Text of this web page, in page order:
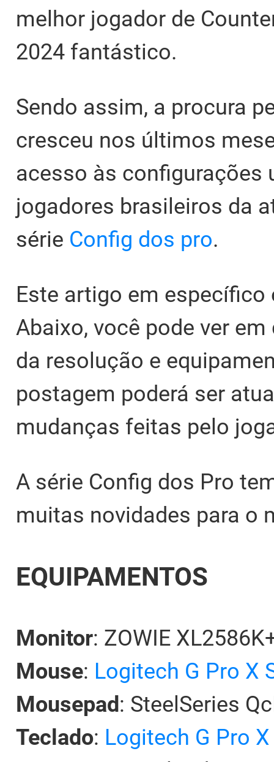
melhor jogador de
2024 fantástico.
Sendo assim, a procura
cresceu nos últimos
acesso às
jogadores brasileiros da
série Config dos pro.
Este artigo em
Abaixo, você pode ver
da resolução e
postagem poderá ser
mudanças feitas pelo
A série Config dos Pro
muitas novidades para o
EQUIPAMENTOS
Monitor: ZOWIE
Mouse: Logitech G Pro X
Mousepad: SteelSeries
Teclado: Logitech G Pro